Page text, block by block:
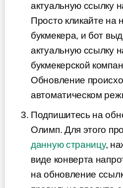
актуальную ссылку
Просто кликайте на
букмекера, и бот
актуальную ссылку
букмекерской
Обновление
автоматическом
Подпишитесь на
Олимп. Для этого
данную страницу,
виде конверта
на обновление